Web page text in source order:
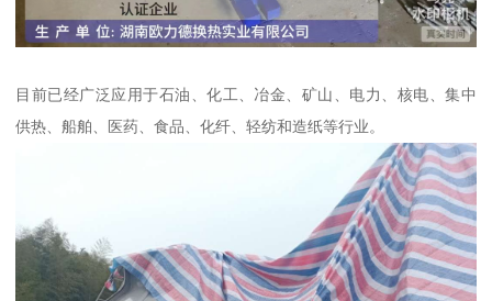
目前已经广泛应用于石油、化工、冶金、矿山、电力、核电、集中
供热、船舶、医药、食品、化纤、轻纺和造纸等行业。